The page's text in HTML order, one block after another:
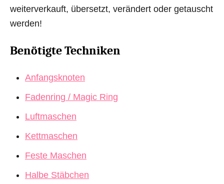
weiterverkauft, übersetzt, verändert oder getauscht
werden!
Benötigte Techniken
Anfangsknoten
Fadenring / Magic Ring
Luftmaschen
Kettmaschen
Feste Maschen
Halbe Stäbchen